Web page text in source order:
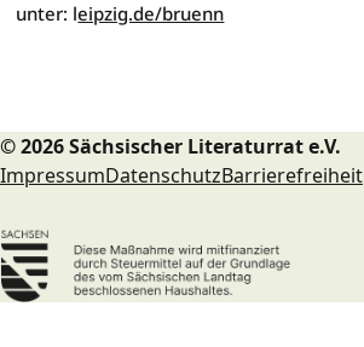
unter: leipzig.de/bruenn
© 2026 Sächsischer Literaturrat e.V.
ImpressumDatenschutzBarrierefreiheit